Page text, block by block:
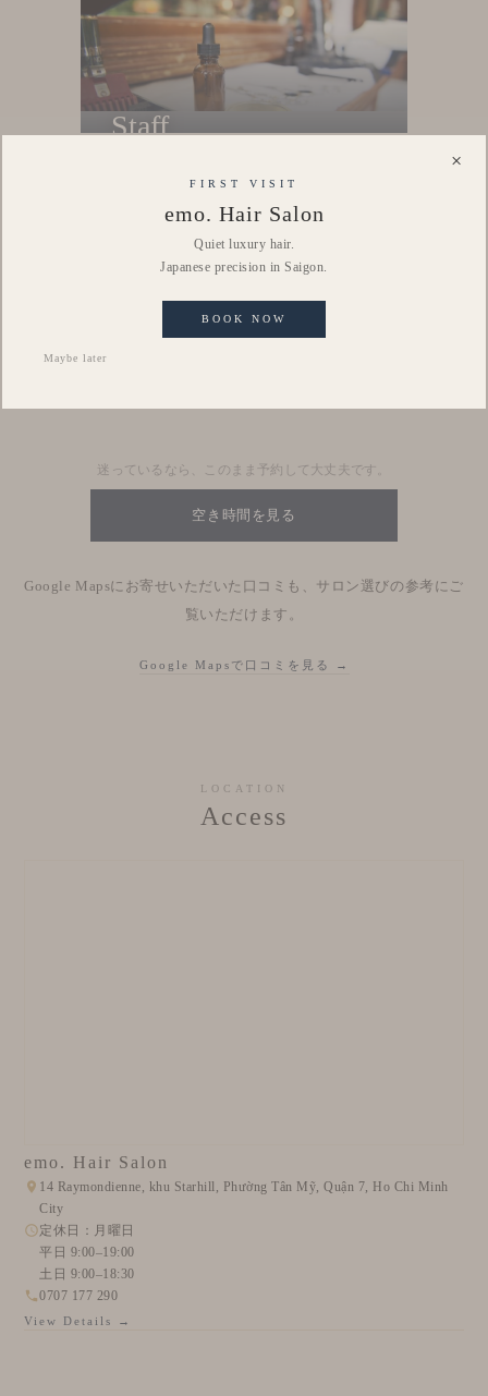
Menu
Staff
迷っているなら、このまま予約して大丈夫です。
空き時間を見る
Google Mapsにお寄せいただいた口コミも、サロン選びの参考にご
覧いただけます。
Google Mapsで口コミを見る →
LOCATION
Access
emo. Hair Salon
14 Raymondienne, khu Starhill, Phường Tân Mỹ, Quận 7, Ho Chi Minh
City
定休日：月曜日
平日 9:00–19:00
土日 9:00–18:30
0707 177 290
View Details →
×
FIRST VISIT
emo. Hair Salon
Quiet luxury hair.
Japanese precision in Saigon.
BOOK NOW
Maybe later